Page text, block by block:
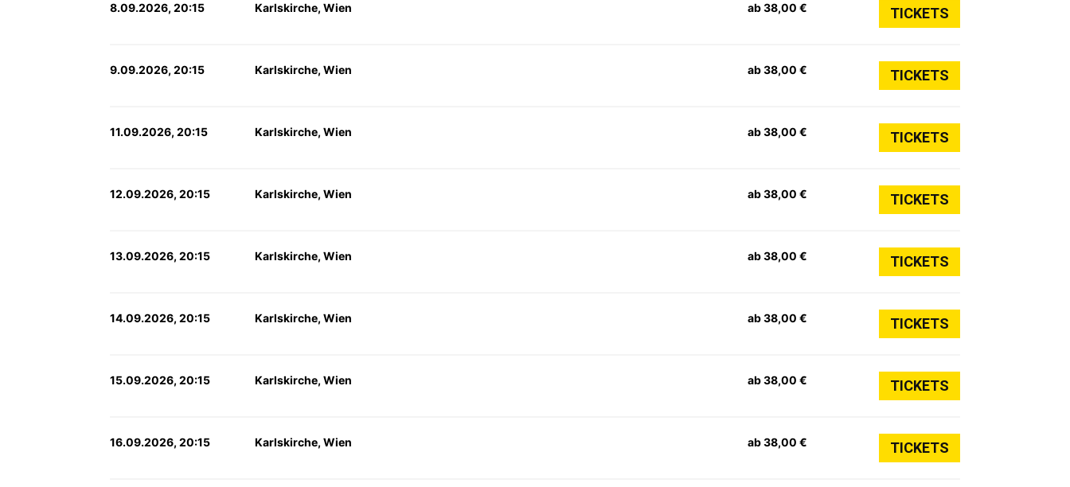
8.09.2026, 20:15 Karlskirche, Wien ab 38,00 € TICKETS
9.09.2026, 20:15 Karlskirche, Wien ab 38,00 € TICKETS
11.09.2026, 20:15 Karlskirche, Wien ab 38,00 € TICKETS
12.09.2026, 20:15 Karlskirche, Wien ab 38,00 € TICKETS
13.09.2026, 20:15 Karlskirche, Wien ab 38,00 € TICKETS
14.09.2026, 20:15 Karlskirche, Wien ab 38,00 € TICKETS
15.09.2026, 20:15 Karlskirche, Wien ab 38,00 € TICKETS
16.09.2026, 20:15 Karlskirche, Wien ab 38,00 € TICKETS